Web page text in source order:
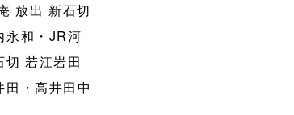
放出 新石切
永和・JR河
切 若江岩田
田・高井田中